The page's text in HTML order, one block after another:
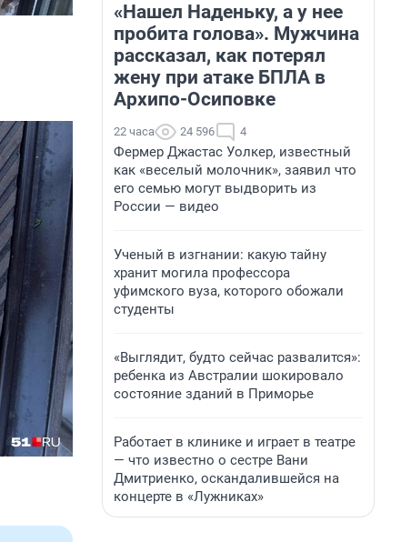
«Нашел Наденьку, а у нее
пробита голова». Мужчина
рассказал, как потерял
жену при атаке БПЛА в
Архипо-Осиповке
22 часа 24 596 4
Фермер Джастас Уолкер, известный
как «веселый молочник», заявил что
его семью могут выдворить из
России — видео
Ученый в изгнании: какую тайну
хранит могила профессора
уфимского вуза, которого обожали
студенты
«Выглядит, будто сейчас развалится»:
ребенка из Австралии шокировало
состояние зданий в Приморье
Работает в клинике и играет в театре
— что известно о сестре Вани
Дмитриенко, оскандалившейся на
концерте в «Лужниках»